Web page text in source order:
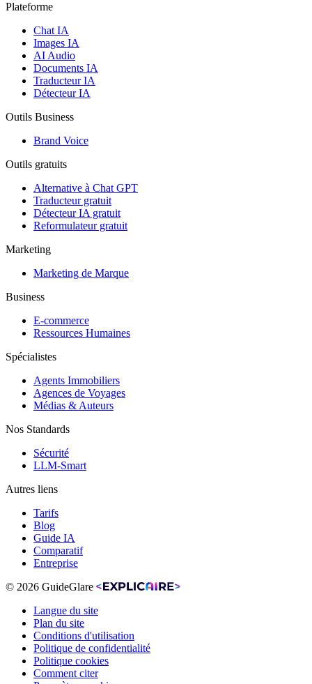
Plateforme
Chat IA
Images IA
AI Audio
Documents IA
Traducteur IA
Détecteur IA
Outils Business
Brand Voice
Outils gratuits
Alternative à Chat GPT
Traducteur gratuit
Détecteur IA gratuit
Reformulateur gratuit
Marketing
Marketing de Marque
Business
E-commerce
Ressources Humaines
Spécialistes
Agents Immobiliers
Agences de Voyages
Médias & Auteurs
Nos Standards
Sécurité
LLM-Smart
Autres liens
Tarifs
Blog
Guide IA
Comparatif
Entreprise
© 2026 GuideGlare
Langue du site
Plan du site
Conditions d'utilisation
Politique de confidentialité
Politique cookies
Comment citer